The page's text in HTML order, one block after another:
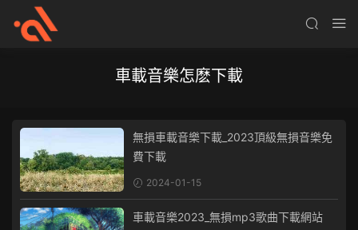
車載音樂怎麽下載
無損車載音樂下載_2023頂級無損音樂免
費下載
2024-01-15
車載音樂2023_無損mp3歌曲下載網站